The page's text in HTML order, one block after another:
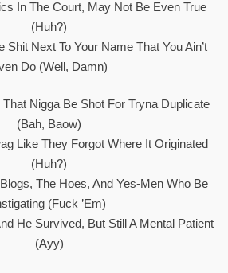
In The Court, May Not Be Even True
(Huh?)
Shit Next To Your Name That You Ain’t
Do (Well, Damn)
Nigga Be Shot For Tryna Duplicate
(Bah, Baow)
Like They Forgot Where It Originated
(Huh?)
The Hoes, And Yes-Men Who Be
(Fuck ’em)
He Survived, But Still A Mental Patient
(Ayy)